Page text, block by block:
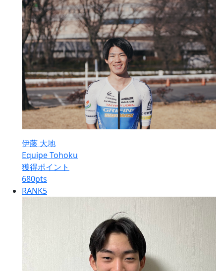
伊藤 大地
Equipe Tohoku
獲得ポイント
680pts
RANK5